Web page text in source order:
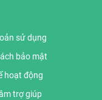
sử dụng
bảo mật
hoạt động
trợ giúp